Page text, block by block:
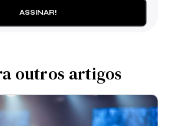
outros artigos